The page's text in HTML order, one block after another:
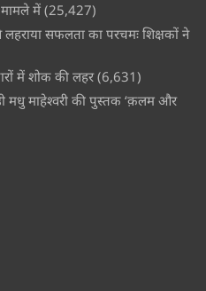
में (25,427)
सफलता का परचमः शिक्षकों ने
में शोक की लहर (6,631)
मधु माहेश्वरी की पुस्तक ‘क़लम और